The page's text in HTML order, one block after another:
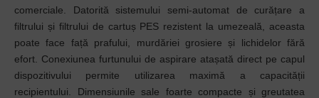
comerciale. Datorită sistemului semi-automat de curățare a
filtrului și filtrului de cartuș PES rezistent la umezeală, aceasta
poate face față prafului, murdăriei grosiere și lichidelor fără
efort. Conexiunea furtunului de aspirare atașată direct pe capul
dispozitivului permite utilizarea maximă a capacității
recipientului. Dimensiunile sale foarte compacte și greutatea